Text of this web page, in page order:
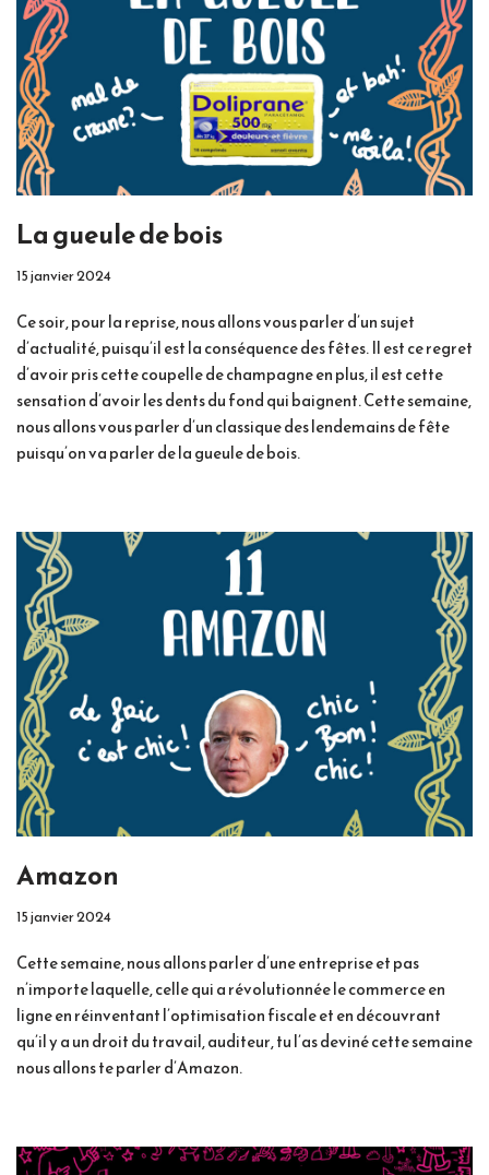
La gueule de bois
15 janvier 2024
Ce soir, pour la reprise, nous allons vous parler d’un sujet
d’actualité, puisqu’il est la conséquence des fêtes. Il est ce regret
d’avoir pris cette coupelle de champagne en plus, il est cette
sensation d’avoir les dents du fond qui baignent. Cette semaine,
nous allons vous parler d’un classique des lendemains de fête
puisqu’on va parler de la gueule de bois.
Amazon
15 janvier 2024
Cette semaine, nous allons parler d’une entreprise et pas
n’importe laquelle, celle qui a révolutionnée le commerce en
ligne en réinventant l’optimisation fiscale et en découvrant
qu’il y a un droit du travail, auditeur, tu l’as deviné cette semaine
nous allons te parler d’Amazon.